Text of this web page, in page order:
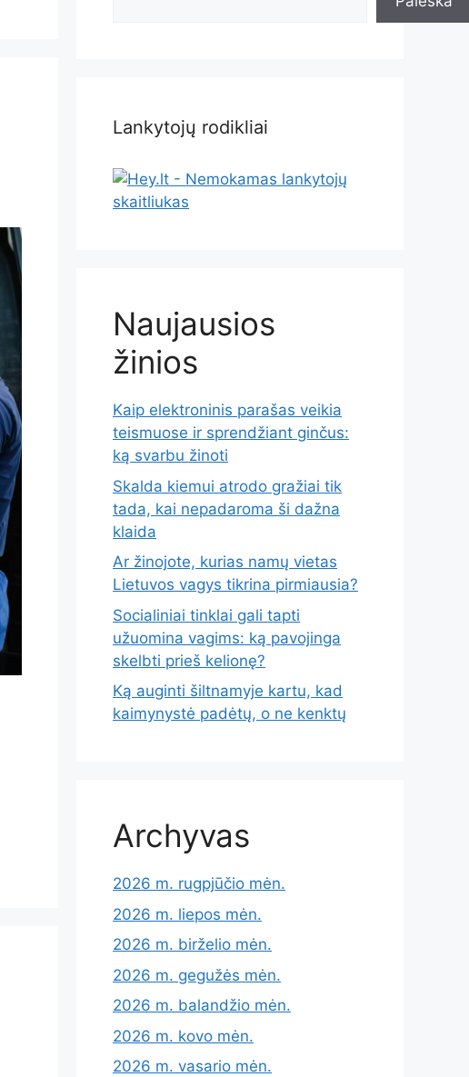
Lankytojų rodikliai
Naujausios
žinios
Kaip elektroninis parašas veikia
teismuose ir sprendžiant ginčus:
ką svarbu žinoti
Skalda kiemui atrodo gražiai tik
tada, kai nepadaroma ši dažna
klaida
Ar žinojote, kurias namų vietas
Lietuvos vagys tikrina pirmiausia?
Socialiniai tinklai gali tapti
užuomina vagims: ką pavojinga
skelbti prieš kelionę?
Ką auginti šiltnamyje kartu, kad
kaimynystė padėtų, o ne kenktų
Archyvas
2026 m. rugpjūčio mėn.
2026 m. liepos mėn.
2026 m. birželio mėn.
2026 m. gegužės mėn.
2026 m. balandžio mėn.
2026 m. kovo mėn.
2026 m. vasario mėn.